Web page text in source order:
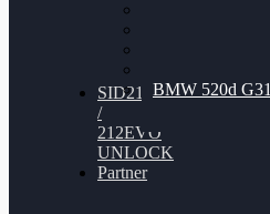
BMW 520d G31
SID212
/
212EVO
UNLOCK
Partner